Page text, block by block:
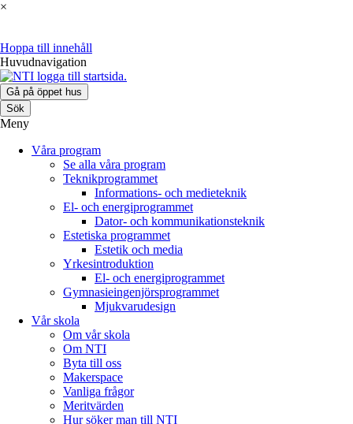
×
Hoppa till innehåll
Huvudnavigation
Gå på öppet hus
Sök
Meny
Våra program
Se alla våra program
Teknikprogrammet
Informations- och medieteknik
El- och energiprogrammet
Dator- och kommunikationsteknik
Estetiska programmet
Estetik och media
Yrkesintroduktion
El- och energiprogrammet
Gymnasieingenjörsprogrammet
Mjukvarudesign
Vår skola
Om vår skola
Om NTI
Byta till oss
Makerspace
Vanliga frågor
Meritvärden
Hur söker man till NTI